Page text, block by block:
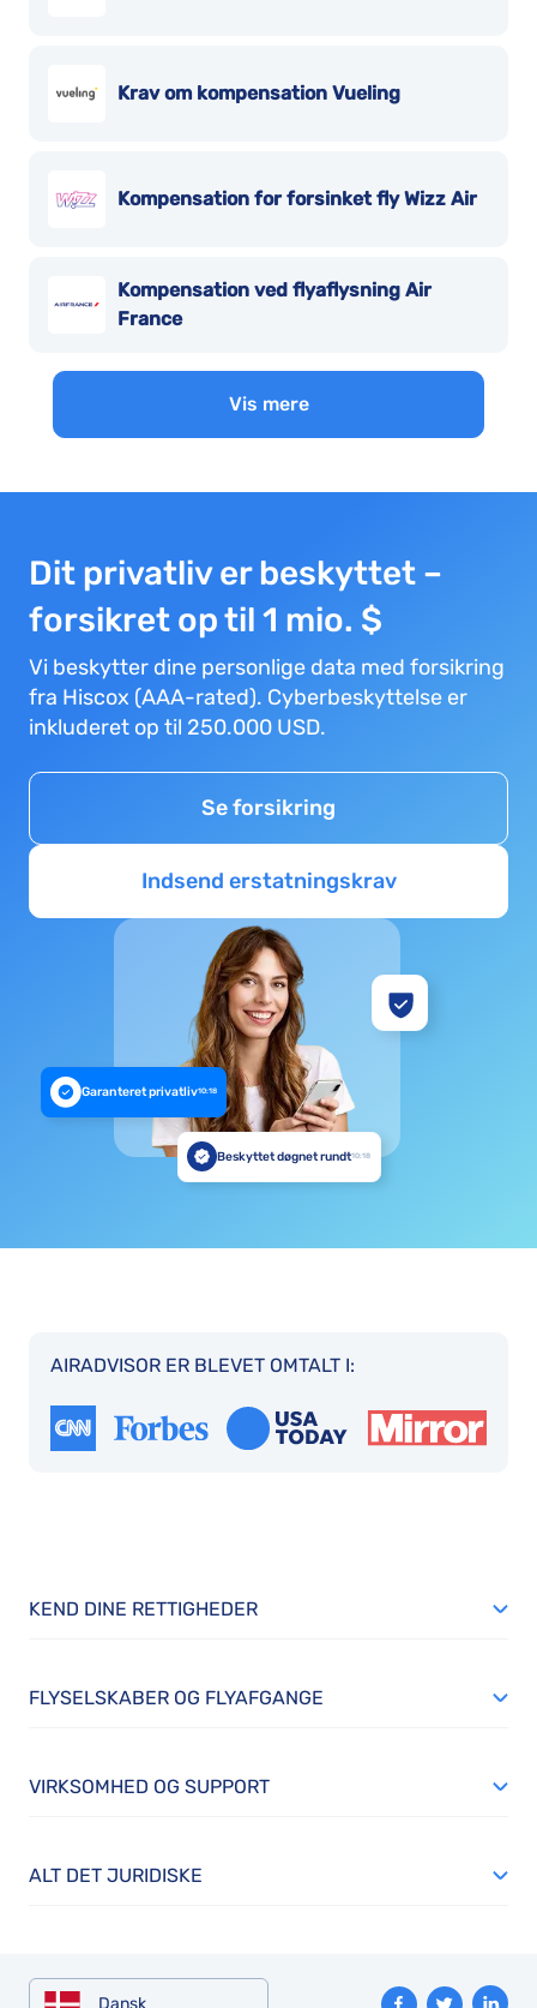
Krav om kompensation Vueling
Kompensation for forsinket fly Wizz Air
Kompensation ved flyaflysning Air
France
Vis mere
Dit privatliv er beskyttet –
forsikret op til 1 mio. $
Vi beskytter dine personlige data med forsikring
fra Hiscox (AAA-rated). Cyberbeskyttelse er
inkluderet op til 250.000 USD.
Se forsikring
Indsend erstatningskrav
Garanteret privatliv10:18
Beskyttet døgnet rundt10:18
AIRADVISOR ER BLEVET OMTALT I:
KEND DINE RETTIGHEDER
FLYSELSKABER OG FLYAFGANGE
VIRKSOMHED OG SUPPORT
ALT DET JURIDISKE
Dansk